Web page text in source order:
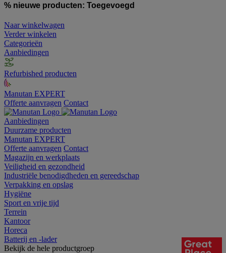
% nieuwe producten: Toegevoegd
Naar winkelwagen
Verder winkelen
Categorieën
Aanbiedingen
Refurbished producten
Manutan EXPERT
Offerte aanvragen Contact
Aanbiedingen
Duurzame producten
Manutan EXPERT
Offerte aanvragen Contact
Magazijn en werkplaats
Veiligheid en gezondheid
Industriële benodigdheden en gereedschap
Verpakking en opslag
Hygiëne
Sport en vrije tijd
Terrein
Kantoor
Horeca
Batterij en -lader
Bekijk de hele productgroep